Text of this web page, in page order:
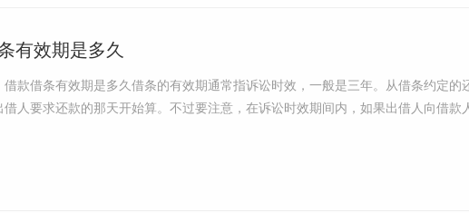
有效期是多久
款借条有效期是多久借条的有效期通常指诉讼时效，一般是三年。从借条约定的
人要求还款的那天开始算。不过要注意，在诉讼时效期间内，如果出借人向借款